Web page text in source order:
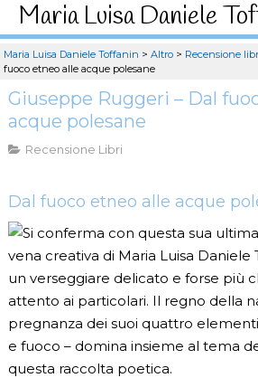
Maria Luisa Daniele
Maria Luisa Daniele Toffanin > Altro > Recensione
fuoco etneo alle acque polesane
Giuseppe Ruggeri – Dal
acque polesane
Recensione Libri
Dal fuoco etneo alle acque
Si conferma con questa sua
vena creativa di Maria Luisa Daniele
un verseggiare delicato e forse più
attento ai particolari. Il regno della
pregnanza dei suoi quattro elementi
e fuoco – domina insieme al tema
questa raccolta poetica.